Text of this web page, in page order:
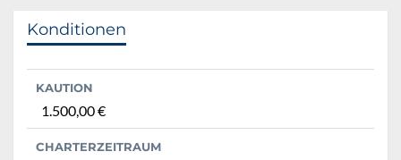
Konditionen
KAUTION
1.500,00 €
CHARTERZEITRAUM